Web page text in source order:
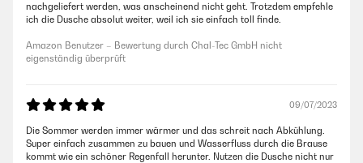
nachgeliefert werden, was anscheinend nicht geht. Trotzdem empfehle
ich die Dusche absolut weiter, weil ich sie einfach toll finde.
Amazon Benutzer – Bewertung durch Chal-Tec GmbH nicht
eigenständig überprüft
09/07/2023
Die Sommer werden immer wärmer und das schreit nach Abkühlung.
Super einfach zusammen zu bauen und Wasserfluss durch die Brause
kommt wie ein schöner Regenfall herunter. Nutzen die Dusche nicht nur